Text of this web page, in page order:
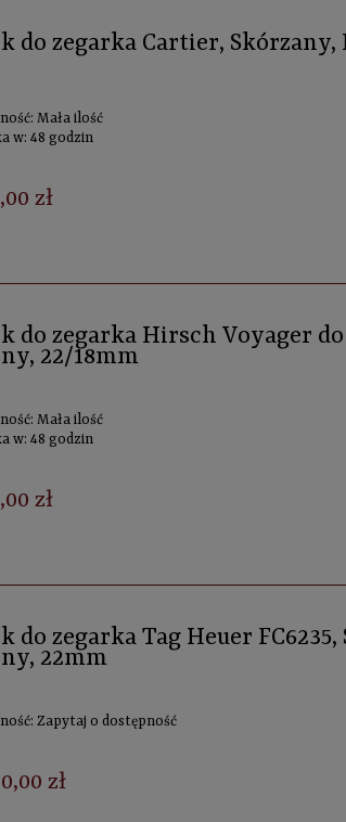
do zegarka Cartier,
Mała ilość
w: 48 godzin
zł
do zegarka Hirsch Voyager
22/18mm
Mała ilość
w: 48 godzin
zł
do zegarka Tag Heuer
22mm
Zapytaj o dostępność
zł